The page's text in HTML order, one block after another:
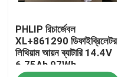
PHLIP রিচার্জেবল
XL+861290 ডিফাইব্রিলেটর
লিথিয়াম আয়ন ব্যাটারি 14.4V
6.75Ah 97Wh